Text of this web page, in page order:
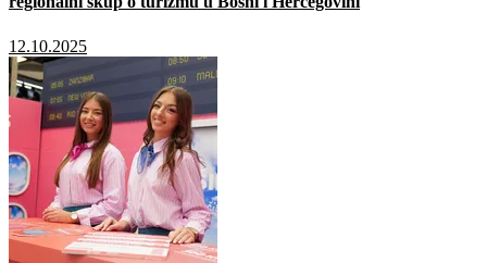
12.10.2025